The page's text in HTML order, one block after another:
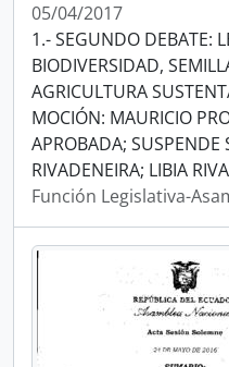
05/04/2017
1.- SEGUNDO DEBATE:
BIODIVERSIDAD,
AGRICULTURA
MOCIÓN: MAURICIO
APROBADA; SUSPENDE
RIVADENEIRA; LIBIA
Función Legislativa-